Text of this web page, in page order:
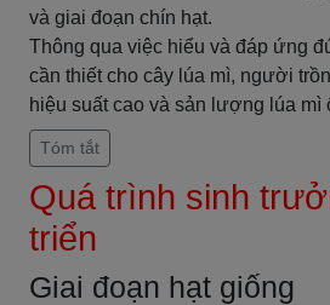
và giai đoạn chín hạt.
Thông qua việc hiểu và đáp ứng
cần thiết cho cây lúa mì, người
hiệu suất cao và sản lượng lúa mì
Tóm tắt
Quá trình sinh
triển
Giai đoạn hạt giống